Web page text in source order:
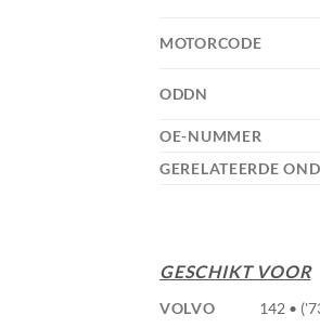
MOTORCODE
ODDN
OE-NUMMER
GERELATEERDE
GESCHIKT VOOR
VOLVO 142 •